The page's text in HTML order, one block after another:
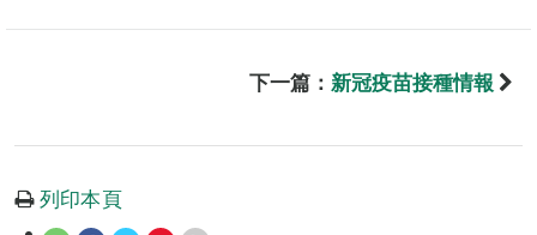
下一篇： 新冠疫苗接種情報
列印本頁